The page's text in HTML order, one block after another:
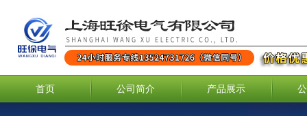
首页 公司简介 产品展示